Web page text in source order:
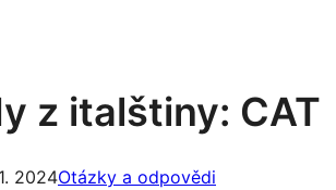
z italštiny: CAT
2024Otázky a odpovědi